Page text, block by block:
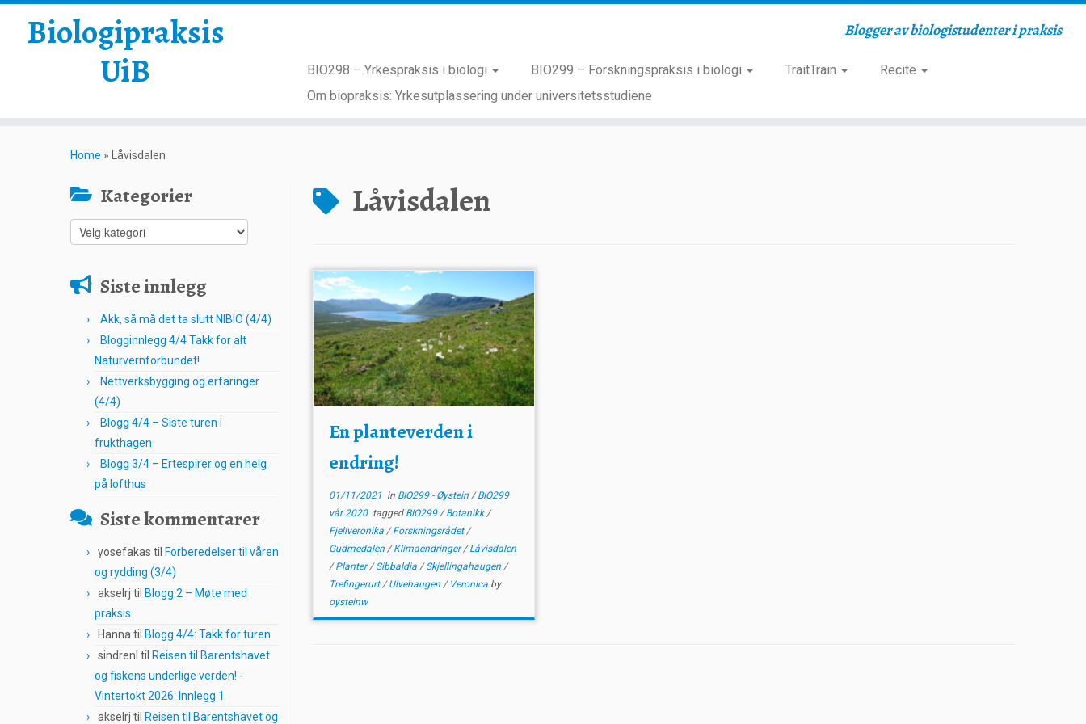
Biologipraksis
UiB
Blogger av biologistudenter i praksis
BIO298 – Yrkespraksis i biologi BIO299 – Forskningspraksis i biologi TraitTrain
Recite
Om biopraksis: Yrkesutplassering under universitetsstudiene
Home » Låvisdalen
Kategorier
Kategorier
Siste innlegg
Akk, så må det ta slutt NIBIO (4/4)
Blogginnlegg 4/4 Takk for alt
Naturvernforbundet!
Nettverksbygging og erfaringer
(4/4)
Blogg 4/4 – Siste turen i
frukthagen
Blogg 3/4 – Ertespirer og en helg
på lofthus
Siste kommentarer
yosefakas til Forberedelser til våren
og rydding (3/4)
akselrj til Blogg 2 – Møte med
praksis
Hanna til Blogg 4/4: Takk for turen
sindrenl til Reisen til Barentshavet
og fiskens underlige verden! -
Vintertokt 2026: Innlegg 1
akselrj til Reisen til Barentshavet og
Låvisdalen
En planteverden i
endring!
01/11/2021 in BIO299 - Øystein/BIO299
vår 2020 tagged BIO299/Botanikk/
Fjellveronika/Forskningsrådet/
Gudmedalen/Klimaendringer/Låvisdalen
/Planter/Sibbaldia/Skjellingahaugen/
Trefingerurt/Ulvehaugen/ Veronica by
oysteinw